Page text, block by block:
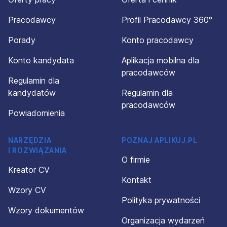
Pracodawcy
Porady
Konto kandydata
Regulamin dla
kandydatów
Powiadomienia
Profil Pracodawcy 360°
Konto pracodawcy
Aplikacja mobilna dla
pracodawców
Regulamin dla
pracodawców
NARZĘDZIA
I ROZWIĄZANIA
Kreator CV
Wzory CV
Wzory dokumentów
POZNAJ APLIKUJ.PL
O firmie
Kontakt
Polityka prywatności
Organizacja wydarzeń